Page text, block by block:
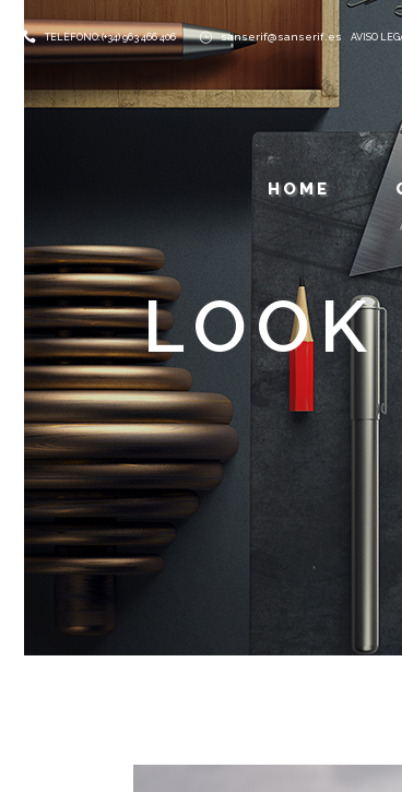
TELÉFONO: (+34) 963 466 406 sanserif@sanserif.es AVISO
HOME
LOOK